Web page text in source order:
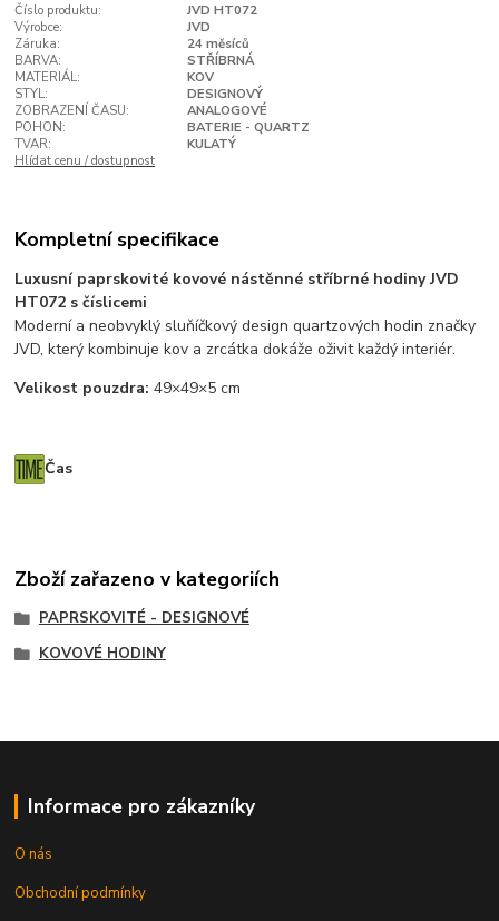
Číslo produktu:
JVD HT072
Výrobce:
JVD
Záruka:
24 měsíců
BARVA:
STŘÍBRNÁ
MATERIÁL:
KOV
STYL:
DESIGNOVÝ
ZOBRAZENÍ ČASU:
ANALOGOVÉ
POHON:
BATERIE - QUARTZ
TVAR:
KULATÝ
Hlídat cenu / dostupnost
Kompletní specifikace
Luxusní paprskovité kovové nástěnné stříbrné hodiny JVD
HT072 s číslicemi
Moderní a neobvyklý sluňíčkový design quartzových hodin značky
JVD, který kombinuje kov a zrcátka dokáže oživit každý interiér.
Velikost pouzdra: 49×49×5 cm
Čas
Zboží zařazeno v kategoriích
PAPRSKOVITÉ - DESIGNOVÉ
KOVOVÉ HODINY
Informace pro zákazníky
O nás
Obchodní podmínky